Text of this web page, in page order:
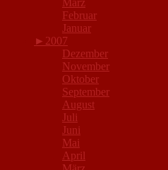
März
Februar
Januar
► 2007
Dezember
November
Oktober
September
August
Juli
Juni
Mai
April